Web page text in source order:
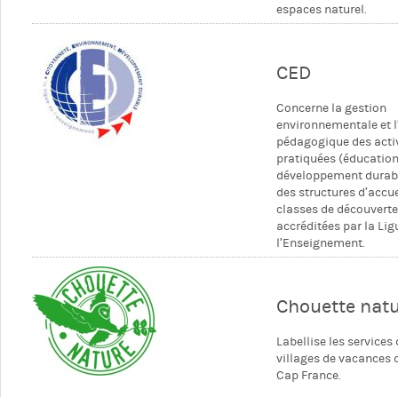
espaces naturel.
CED
Concerne la gestion
environnementale et
pédagogique des
pratiquées
développement
des structures
classes de découverte
accréditées par la
l’Enseignement.
Chouette
Labellise les services
villages de vacances
Cap France.